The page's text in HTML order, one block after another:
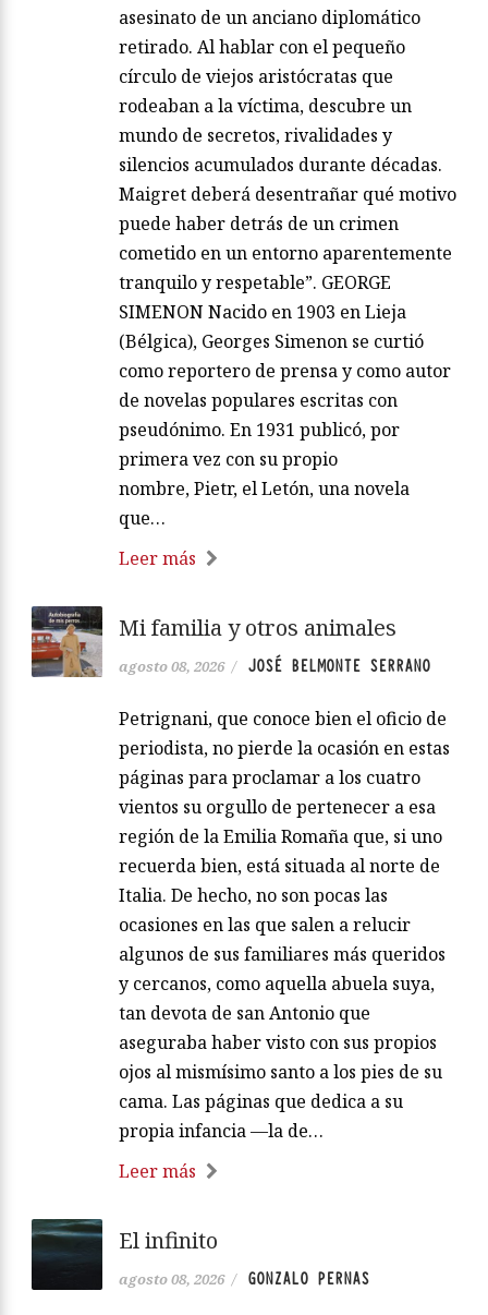
asesinato de un anciano diplomático
retirado. Al hablar con el pequeño
círculo de viejos aristócratas que
rodeaban a la víctima, descubre un
mundo de secretos, rivalidades y
silencios acumulados durante décadas.
Maigret deberá desentrañar qué motivo
puede haber detrás de un crimen
cometido en un entorno aparentemente
tranquilo y respetable”. GEORGE
SIMENON Nacido en 1903 en Lieja
(Bélgica), Georges Simenon se curtió
como reportero de prensa y como autor
de novelas populares escritas con
pseudónimo. En 1931 publicó, por
primera vez con su propio
nombre, Pietr, el Letón, una novela
que…
Leer más
Mi familia y otros animales
agosto 08, 2026 / JOSÉ BELMONTE SERRANO
Petrignani, que conoce bien el oficio de
periodista, no pierde la ocasión en estas
páginas para proclamar a los cuatro
vientos su orgullo de pertenecer a esa
región de la Emilia Romaña que, si uno
recuerda bien, está situada al norte de
Italia. De hecho, no son pocas las
ocasiones en las que salen a relucir
algunos de sus familiares más queridos
y cercanos, como aquella abuela suya,
tan devota de san Antonio que
aseguraba haber visto con sus propios
ojos al mismísimo santo a los pies de su
cama. Las páginas que dedica a su
propia infancia —la de…
Leer más
El infinito
agosto 08, 2026 / GONZALO PERNAS